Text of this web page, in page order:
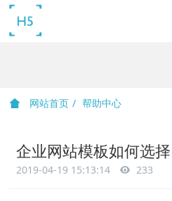
网站首页 帮助中心
企业网站模板如何选择
2019-04-19 15:13:14 233